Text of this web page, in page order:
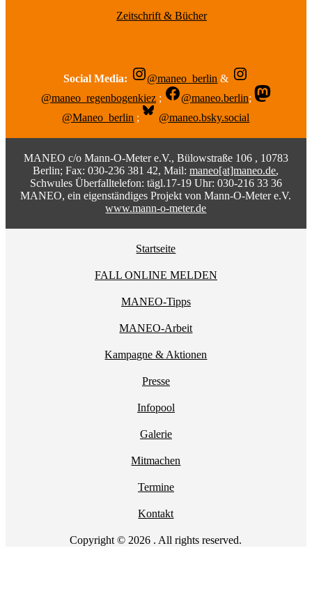
Zeitschrift & Bücher
Social Media: @maneo_berlin &
@maneo_regenbogenkiez ; @maneo.berlin;
@Maneo_berlin ; @maneo.bsky.social
MANEO c/o Mann-O-Meter e.V., Bülowstraße 106 , 10783
Berlin; Fax: 030-236 381 42, Mail:maneo[at]maneo.de,
Schwules Überfalltelefon: tägl.17-19 Uhr: 030-216 33 36
MANEO, ein eigenständiges Projekt von Mann-O-Meter e.V.
www.mann-o-meter.de
Startseite
FALL ONLINE MELDEN
MANEO-Tipps
MANEO-Arbeit
Kampagne & Aktionen
Presse
Infopool
Galerie
Mitmachen
Termine
Kontakt
Copyright © 2026 . All rights reserved.